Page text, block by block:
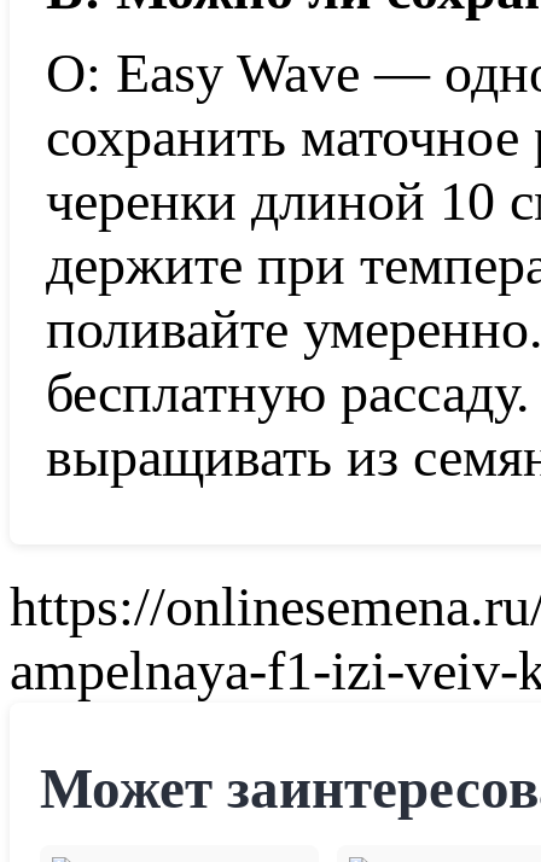
О: Easy Wave —
сохранить маточное
черенки длиной 10
держите при
поливайте
бесплатную
выращивать из
https://
ampelnaya-f1-izi-veiv-
Может